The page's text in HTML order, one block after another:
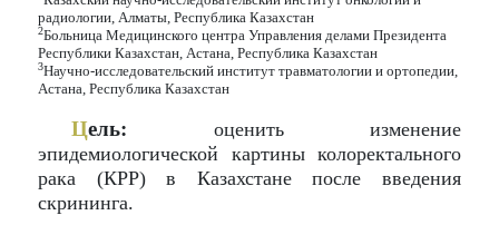
радиологии, Алматы, Республика Казахстан
2Больница Медицинского центра Управления делами Президента
Республики Казахстан, Астана, Республика Казахстан
3Научно-исследовательский институт травматологии и ортопедии,
Астана, Республика Казахстан
Цель: оценить изменение
эпидемиологической картины колоректального
рака (КРР) в Казахстане после введения
скрининга.